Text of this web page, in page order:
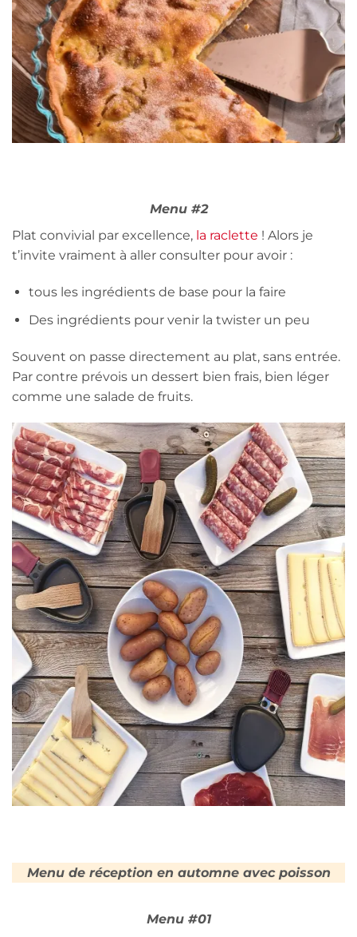
Menu #2
Plat convivial par excellence, la raclette ! Alors je
t’invite vraiment à aller consulter pour avoir :
tous les ingrédients de base pour la faire
Des ingrédients pour venir la twister un peu
Souvent on passe directement au plat, sans entrée.
Par contre prévois un dessert bien frais, bien léger
comme une salade de fruits.
Menu de réception en automne avec poisson
Menu #01